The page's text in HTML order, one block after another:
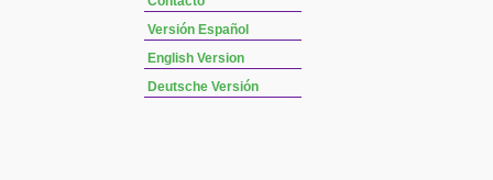
Versión Español
English Version
Deutsche Versión